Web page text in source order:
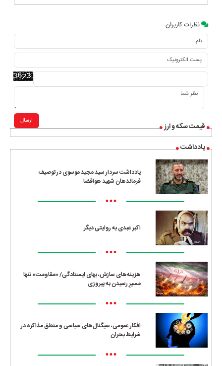
قیمت سکه و ارز
یادداشت
یادداشت سردار سید مجید موسوی در توصیف
فرماندهان شهید هوافضا
•••
اکبر عبدی به روایتی دیگر
•••
هزینه‌های سازش، بهای ایستادگی/ «مقاومت» تنها
مسیرِ رسیدن به پیروزی
•••
افکار عمومی، سیگنال‌های سیاسی و منطق مذاکره در
شرایط بحران
•••
نظرات کاربران
ارسال